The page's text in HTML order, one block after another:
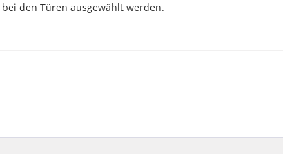
den Türen ausgewählt werden.